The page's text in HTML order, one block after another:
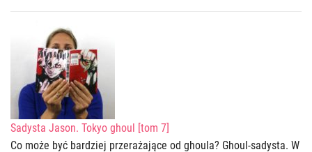
Sadysta Jason. Tokyo ghoul [tom 7]
Co może być bardziej przerażające od ghoula? Ghoul-sadysta. W